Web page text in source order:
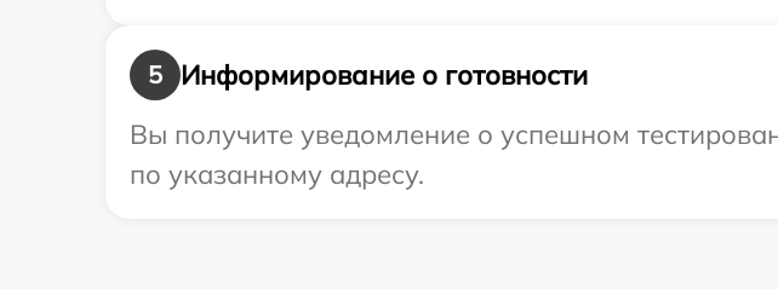
5
Информирование о готовности
Вы получите уведомление о успешном
по указанному адресу.